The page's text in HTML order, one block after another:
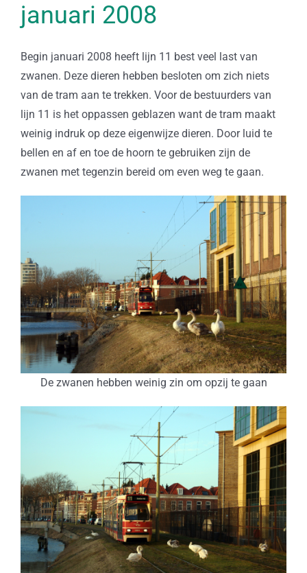
januari 2008
Begin januari 2008 heeft lijn 11 best veel last van
zwanen. Deze dieren hebben besloten om zich niets
van de tram aan te trekken. Voor de bestuurders van
lijn 11 is het oppassen geblazen want de tram maakt
weinig indruk op deze eigenwijze dieren. Door luid te
bellen en af en toe de hoorn te gebruiken zijn de
zwanen met tegenzin bereid om even weg te gaan.
De zwanen hebben weinig zin om opzij te gaan